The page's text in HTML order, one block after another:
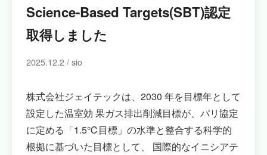
Science-Based Targets(SBT)認定
取得しました
2025.12.2 / sio
株式会社ジェイテックは、2030 年を目標年として
設定した温室効 果ガス排出削減目標が、パリ協定
に定める「1.5℃目標」の水準と整合する科学的
根拠に基づいた目標として、 国際的なイニシアテ